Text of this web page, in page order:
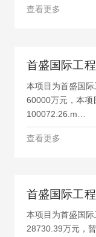
查看更多
首盛国际工
本项目为首盛国
60000万元，本项
100072.26.m…
查看更多
本项目为首盛国
28730.39万元，